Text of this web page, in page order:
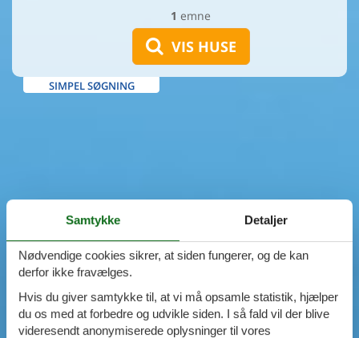
1 emne
VIS HUSE
SIMPEL SØGNING
Samtykke Detaljer
Nødvendige cookies sikrer, at siden fungerer, og de kan
derfor ikke fravælges.
Hvis du giver samtykke til, at vi må opsamle statistik, hjælper
du os med at forbedre og udvikle siden. I så fald vil der blive
videresendt anonymiserede oplysninger til vores